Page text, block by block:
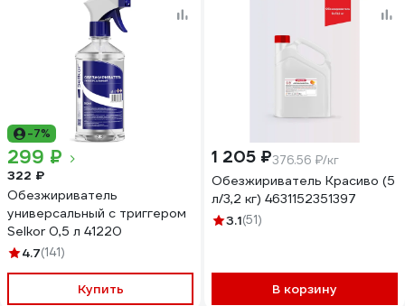
-7%
299 ₽
322 ₽
Обезжириватель
универсальный с триггером
Selkor 0,5 л 41220
4.7(141)
Купить
1 205 ₽376.56 ₽/кг
Обезжириватель Красиво (5
л/3,2 кг) 4631152351397
3.1(51)
В корзину